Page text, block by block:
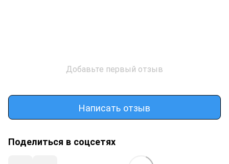
Добавьте первый отзыв
Написать отзыв
Поделиться в соцсетях